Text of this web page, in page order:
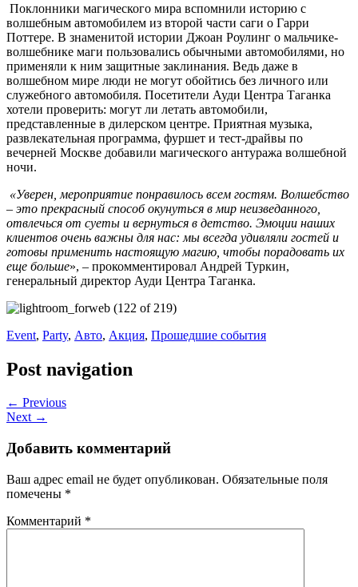
Поклонники магического мира вспомнили историю с
волшебным автомобилем из второй части саги о Гарри
Поттере. В знаменитой истории Джоан Роулинг о мальчике-
волшебнике маги пользовались обычными автомобилями, но
применяли к ним защитные заклинания. Ведь даже в
волшебном мире люди не могут обойтись без личного или
служебного автомобиля. Посетители Ауди Центра Таганка
хотели проверить: могут ли летать автомобили,
представленные в дилерском центре. Приятная музыка,
развлекательная программа, фуршет и тест-драйвы по
вечерней Москве добавили магического антуража волшебной
ночи.
«Уверен, мероприятие понравилось всем гостям. Волшебство
– это прекрасный способ окунуться в мир неизведанного,
отвлечься от суеты и вернуться в детство. Эмоции наших
клиентов очень важны для нас: мы всегда удивляли гостей и
готовы применить настоящую магию, чтобы порадовать их
еще больше», – прокомментировал Андрей Туркин,
генеральный директор Ауди Центра Таганка.
Event, Party, Авто, Акция, Прошедшие события
Post navigation
← Previous
Next →
Добавить комментарий
Ваш адрес email не будет опубликован. Обязательные поля
помечены *
Комментарий *